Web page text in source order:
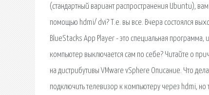
(стандартный вариант распространения Ubuntu),
помощью hdmi/ dvi? Т.е. вы все. Вчера состоялся
BlueStacks App Player - это специальная
компьютер выключается сам по себе? Читайте о
на дистрибутивы VMware vSphere Описание. Что
подключить телевизор к компьютеру через hdmi,